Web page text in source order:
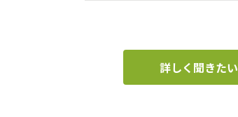
詳しく聞きたい